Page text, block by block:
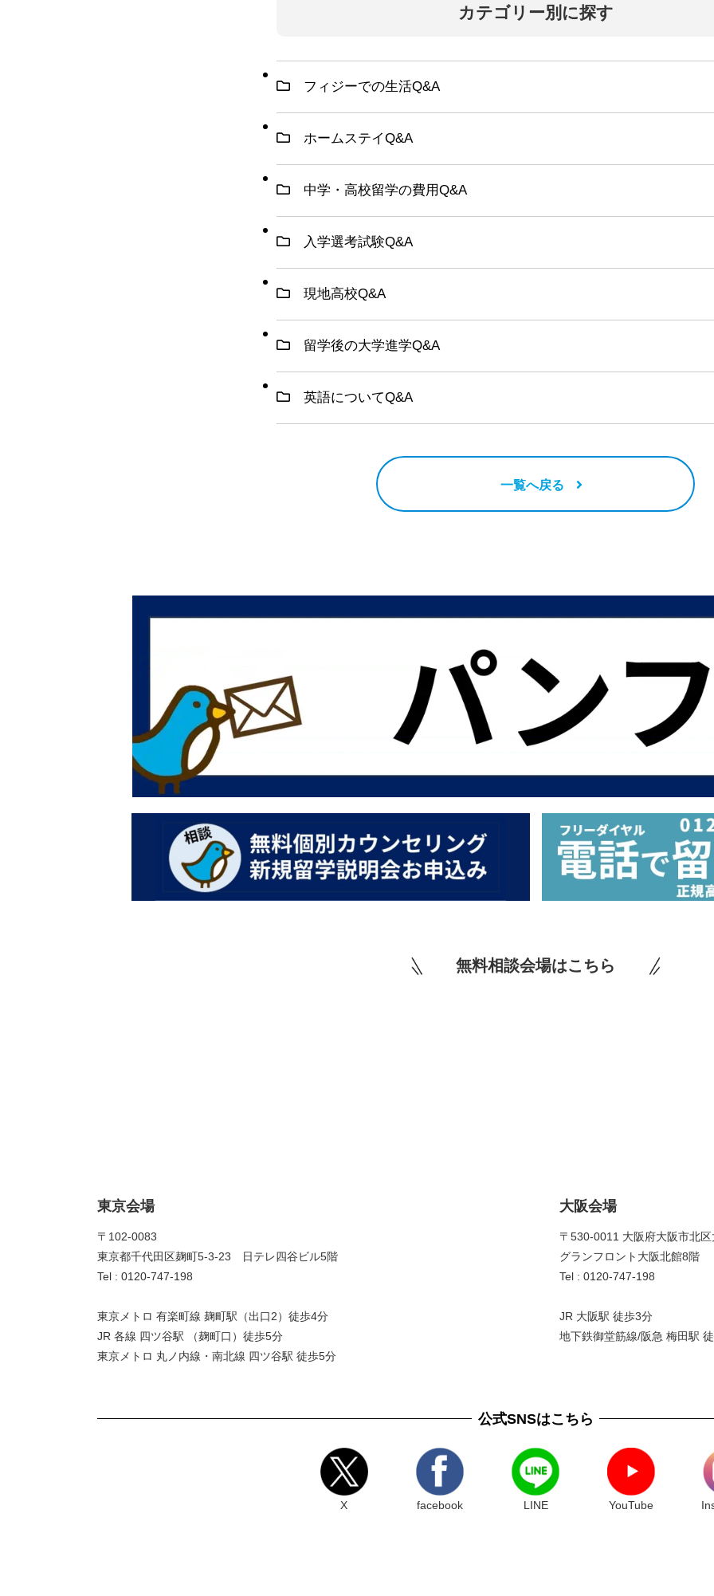
カテゴリー別に探す
フィジーでの生活Q&A
ホームステイQ&A
中学・高校留学の費用Q&A
入学選考試験Q&A
現地高校Q&A
留学後の大学進学Q&A
英語についてQ&A
一覧へ戻る
無料相談会場はこちら
東京会場
〒102-0083
東京都千代田区麹町5-3-23 日テレ四谷ビル5階
Tel : 0120-747-198
東京メトロ 有楽町線 麹町駅（出口2）徒歩4分
JR 各線 四ツ谷駅 （麹町口）徒歩5分
東京メトロ 丸ノ内線・南北線 四ツ谷駅 徒歩5分
大阪会場
〒530-0011 大阪府大阪市北区
グランフロント大阪北館8階
Tel : 0120-747-198
JR 大阪駅 徒歩3分
地下鉄御堂筋線/阪急 梅田駅
公式SNSはこちら
X facebook LINE YouTube